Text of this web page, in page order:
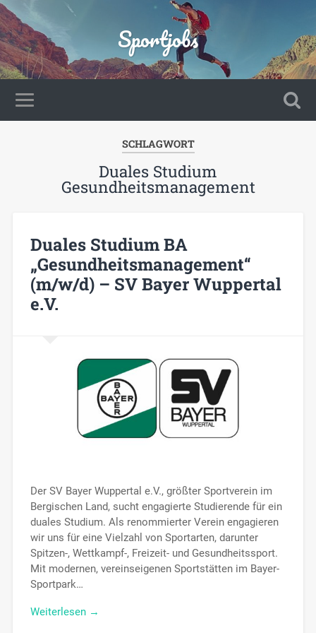
Sportjobs
SCHLAGWORT
Duales Studium
Gesundheitsmanagement
Duales Studium BA
„Gesundheitsmanagement“
(m/w/d) – SV Bayer Wuppertal
e.V.
Der SV Bayer Wuppertal e.V., größter Sportverein im
Bergischen Land, sucht engagierte Studierende für ein
duales Studium. Als renommierter Verein engagieren
wir uns für eine Vielzahl von Sportarten, darunter
Spitzen-, Wettkampf-, Freizeit- und Gesundheitssport.
Mit modernen, vereinseigenen Sportstätten im Bayer-
Sportpark…
Weiterlesen →